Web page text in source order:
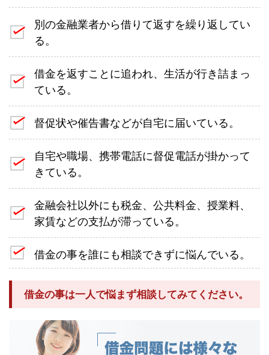
別の金融業者から借りて返すを繰り返してい
る。
借金を返すことに追われ、生活が行き詰まっ
ている。
督促状や催告書などが自宅に届いている。
自宅や職場、携帯電話に督促電話が掛かって
きている。
金融会社以外にも税金、公共料金、授業料、
家賃などの支払が滞っている。
借金の事を誰にも相談できずに悩んでいる。
借金の事は一人で悩まず相談してみてください。